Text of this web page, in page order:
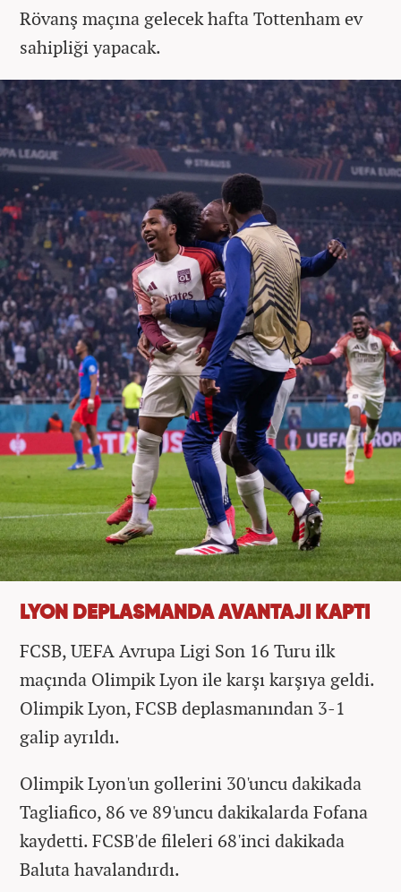
Rövanş maçına gelecek hafta Tottenham ev
sahipliği yapacak.
LYON DEPLASMANDA AVANTAJI KAPTI
FCSB, UEFA Avrupa Ligi Son 16 Turu ilk
maçında Olimpik Lyon ile karşı karşıya geldi.
Olimpik Lyon, FCSB deplasmanından 3-1
galip ayrıldı.
Olimpik Lyon'un gollerini 30'uncu dakikada
Tagliafico, 86 ve 89'uncu dakikalarda Fofana
kaydetti. FCSB'de fileleri 68'inci dakikada
Baluta havalandırdı.